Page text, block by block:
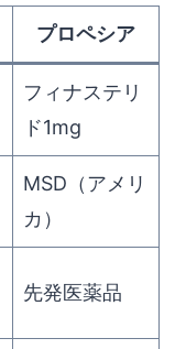
プロペシア
フィナステリ
ド1mg
MSD（アメリ
カ）
先発医薬品